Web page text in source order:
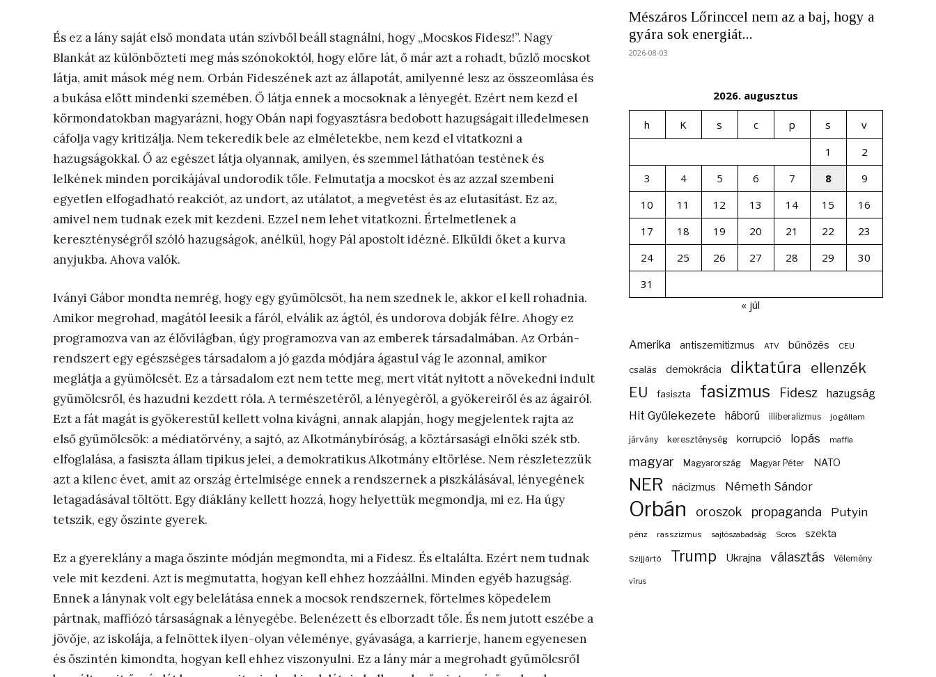
És ez a lány saját első mondata után szívből beáll stagnálni, hogy „Mocskos Fidesz!”. Nagy
Blankát az különbözteti meg más szónokoktól, hogy előre lát, ő már azt a rohadt, bűzlő mocskot
látja, amit mások még nem. Orbán Fideszének azt az állapotát, amilyenné lesz az összeomlása és
a bukása előtt mindenki szemében. Ő látja ennek a mocsoknak a lényegét. Ezért nem kezd el
körmondatokban magyarázni, hogy Obán napi fogyasztásra bedobott hazugságait illedelmesen
cáfolja vagy kritizálja. Nem tekeredik bele az elméletekbe, nem kezd el vitatkozni a
hazugságokkal. Ő az egészet látja olyannak, amilyen, és szemmel láthatóan testének és
lelkének minden porcikájával undorodik tőle. Felmutatja a mocskot és az azzal szembeni
egyetlen elfogadható reakciót, az undort, az utálatot, a megvetést és az elutasítást. Ez az,
amivel nem tudnak ezek mit kezdeni. Ezzel nem lehet vitatkozni. Értelmetlenek a
kereszténységről szóló hazugságok, anélkül, hogy Pál apostolt idézné. Elküldi őket a kurva
anyjukba. Ahova valók.
Iványi Gábor mondta nemrég, hogy egy gyümölcsöt, ha nem szednek le, akkor el kell rohadnia.
Amikor megrohad, magától leesik a fáról, elválik az ágtól, és undorova dobják félre. Ahogy ez
programozva van az élővilágban, úgy programozva van az emberek társadalmában. Az Orbán-
rendszert egy egészséges társadalom a jó gazda módjára ágastul vág le azonnal, amikor
meglátja a gyümölcsét. Ez a társadalom ezt nem tette meg, mert vitát nyitott a növekedni indult
gyümölcsről, és hazudni kezdett róla. A természetéről, a lényegéről, a gyökereiről és az ágairól.
Ezt a fát magát is gyökerestül kellett volna kivágni, annak alapján, hogy megjelentek rajta az
első gyümölcsök: a médiatörvény, a sajtó, az Alkotmánybíróság, a köztársasági elnöki szék stb.
elfoglalása, a fasiszta állam tipikus jelei, a demokratikus Alkotmány eltörlése. Nem részletezzük
azt a kilenc évet, amit az ország értelmisége ennek a rendszernek a piszkálásával, lényegének
letagadásával töltött. Egy diáklány kellett hozzá, hogy helyettük megmondja, mi ez. Ha úgy
tetszik, egy őszinte gyerek.
Ez a gyereklány a maga őszinte módján megmondta, mi a Fidesz. És eltalálta. Ezért nem tudnak
vele mit kezdeni. Azt is megmutatta, hogyan kell ehhez hozzáállni. Minden egyéb hazugság.
Ennek a lánynak volt egy belelátása ennek a mocsok rendszernek, förtelmes köpedelem
pártnak, maffiózó társaságnak a lényegébe. Belenézett és elborzadt tőle. És nem jutott eszébe a
jövője, az iskolája, a felnöttek ilyen-olyan véleménye, gyávasága, a karrierje, hanem egyenesen
és őszintén kimondta, hogyan kell ehhez viszonyulni. Ez a lány már a megrohadt gyümölcsről
Mészáros Lőrinccel nem az a baj, hogy a
gyára sok energiát...
2026-08-03
2026. augusztus
h K s c p s
v
1
2
3
4 5 6 7 8
9
10
11 12 13 14 15
16
17
18 19 20 21 22
23
24
25 26 27 28 29
30
31
« júl
Amerika antiszemitizmus ATV bűnözés CEU
csalás demokrácia diktatúra ellenzék
EU fasiszta fasizmus Fidesz hazugság
Hit Gyülekezete háború illiberalizmus jogállam
járvány kereszténység korrupció lopás maffia
magyar Magyarország Magyar Péter NATO
NER nácizmus Németh Sándor
Orbán oroszok propaganda Putyin
pénz rasszizmus sajtószabadság Soros szekta
Szijjártó Trump Ukrajna választás Vélemény
vírus